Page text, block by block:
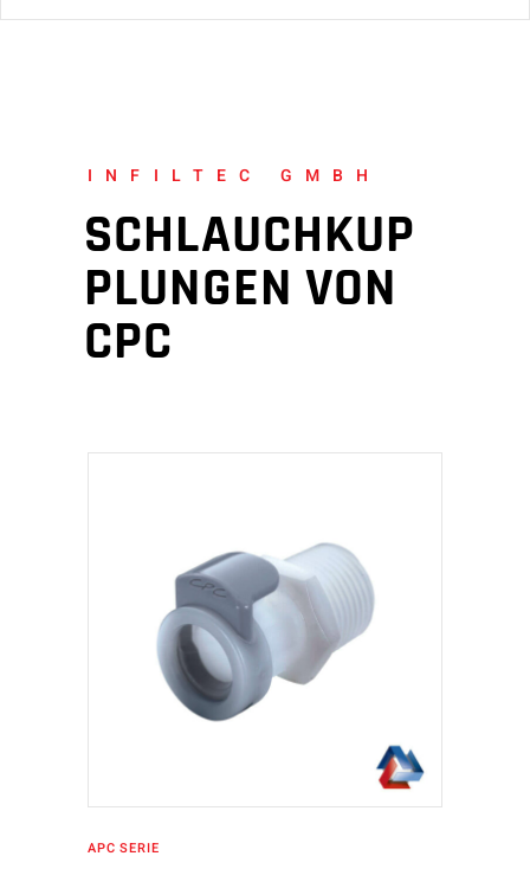
INFILTEC GMBH
SCHLAUCHKUP
PLUNGEN VON
CPC
IN DEN WARENKORB
APC SERIE